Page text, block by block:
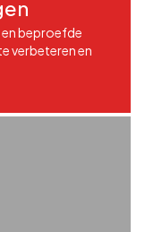
beproefde
verbeteren en